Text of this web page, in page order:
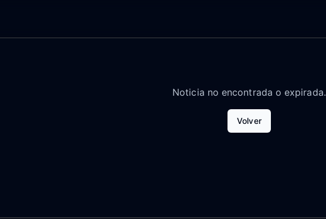
Noticia no encontrada o expirada.
Volver